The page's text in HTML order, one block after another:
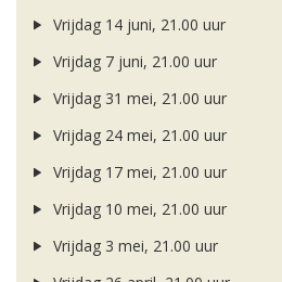
Vrijdag 14 juni, 21.00 uur
Vrijdag 7 juni, 21.00 uur
Vrijdag 31 mei, 21.00 uur
Vrijdag 24 mei, 21.00 uur
Vrijdag 17 mei, 21.00 uur
Vrijdag 10 mei, 21.00 uur
Vrijdag 3 mei, 21.00 uur